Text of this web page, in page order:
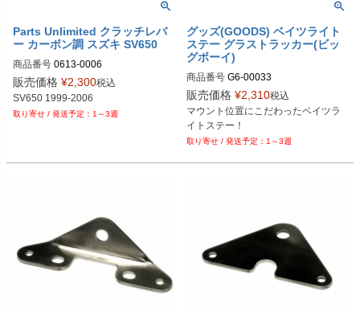
Parts Unlimited クラッチレバ
ー カーボン調 スズキ SV650
商品番号 0613-0006
販売価格 ¥2,300税込
SV650 1999-2006
1～3週
グッズ(GOODS) ベイツライト
ステー グラストラッカー(ビッ
グボーイ)
商品番号 G6-00033
販売価格 ¥2,310税込
マウント位置にこだわったベイツラ
イトステー！
1～3週